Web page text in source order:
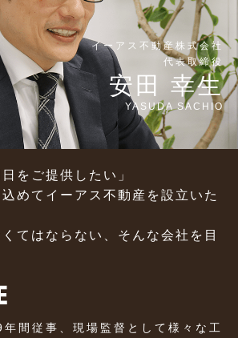
イーアス不動産株式会社
代表取締役
安田 幸生
YASUDA SACHIO
をご提供したい」
めてイーアス不動産を設立いた
てはならない、 そんな会社を目
間従事、現場監督として様々な工